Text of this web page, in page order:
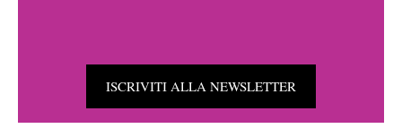
ISCRIVITI ALLA NEWSLETTER